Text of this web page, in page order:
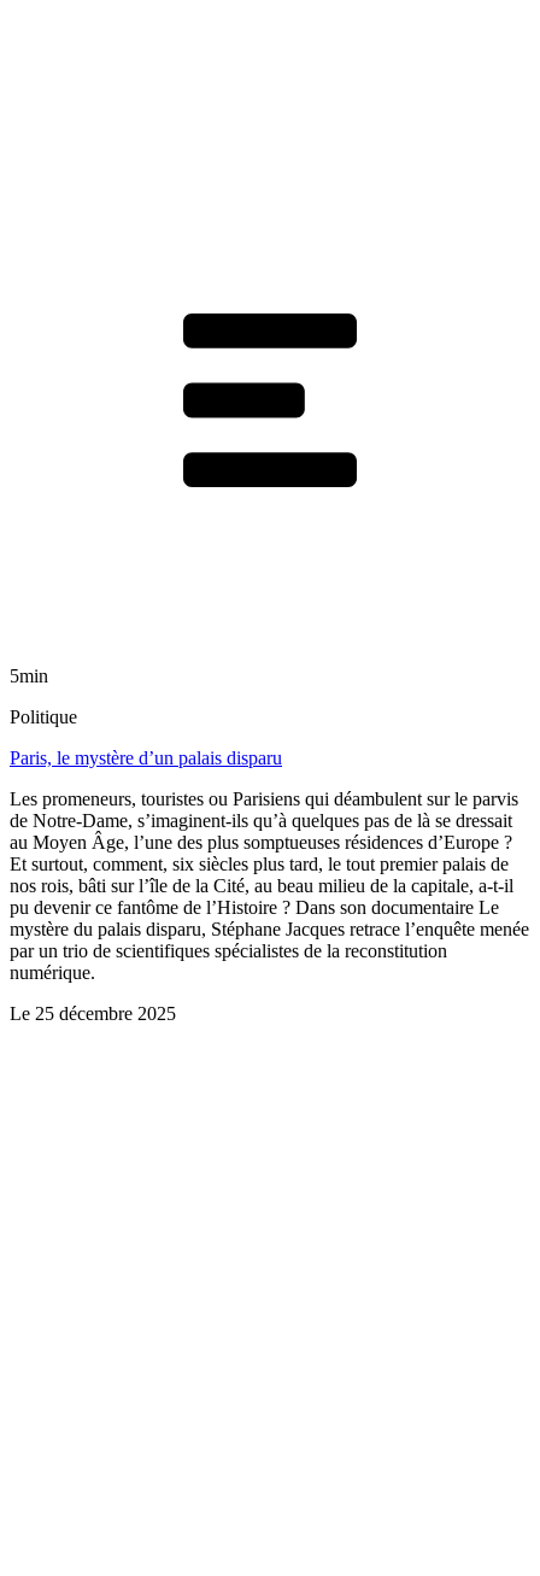
5min
Politique
Paris, le mystère d’un palais disparu
Les promeneurs, touristes ou Parisiens qui déambulent sur le parvis
de Notre-Dame, s’imaginent-ils qu’à quelques pas de là se dressait
au Moyen Âge, l’une des plus somptueuses résidences d’Europe ?
Et surtout, comment, six siècles plus tard, le tout premier palais de
nos rois, bâti sur l’île de la Cité, au beau milieu de la capitale, a-t-il
pu devenir ce fantôme de l’Histoire ? Dans son documentaire Le
mystère du palais disparu, Stéphane Jacques retrace l’enquête menée
par un trio de scientifiques spécialistes de la reconstitution
numérique.
Le 25 décembre 2025